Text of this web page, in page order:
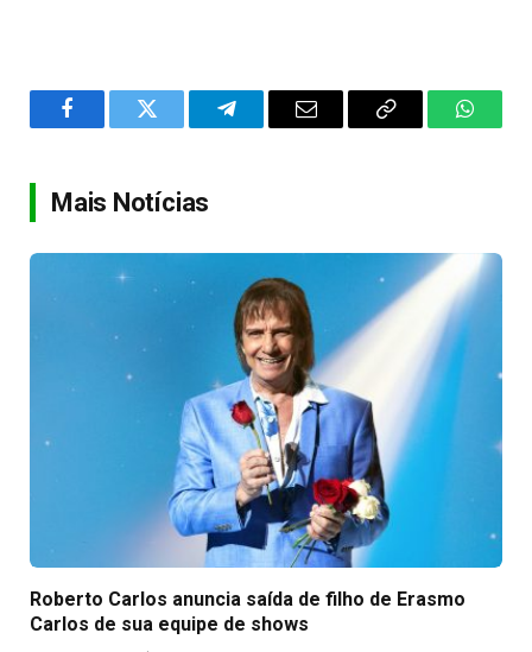
FacebookTwitter TelegramEmail
Copy
Mais Notícias
Roberto Carlos anuncia saída de filho de Erasmo
Carlos de sua equipe de shows